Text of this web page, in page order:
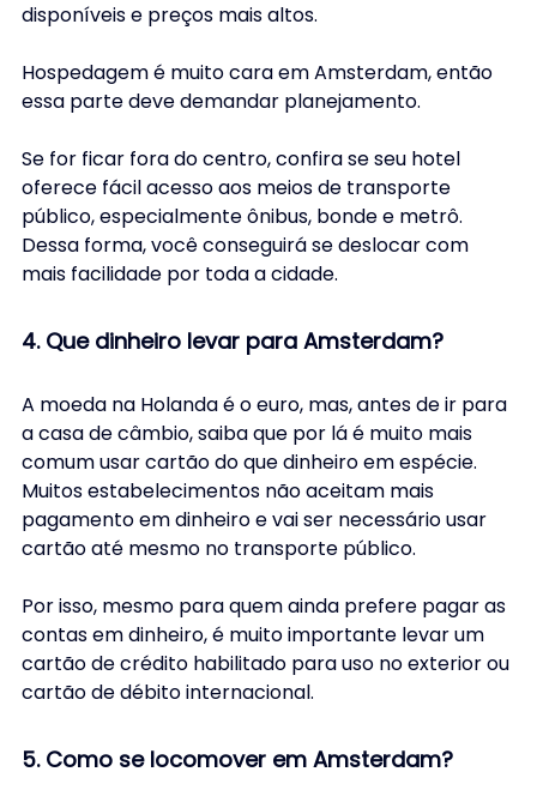
disponíveis e preços mais altos.
Hospedagem é muito cara em Amsterdam, então
essa parte deve demandar planejamento.
Se for ficar fora do centro, confira se seu hotel
oferece fácil acesso aos meios de transporte
público, especialmente ônibus, bonde e metrô.
Dessa forma, você conseguirá se deslocar com
mais facilidade por toda a cidade.
4. Que dinheiro levar para Amsterdam?
A moeda na Holanda é o euro, mas, antes de ir para
a casa de câmbio, saiba que por lá é muito mais
comum usar cartão do que dinheiro em espécie.
Muitos estabelecimentos não aceitam mais
pagamento em dinheiro e vai ser necessário usar
cartão até mesmo no transporte público.
Por isso, mesmo para quem ainda prefere pagar as
contas em dinheiro, é muito importante levar um
cartão de crédito habilitado para uso no exterior ou
cartão de débito internacional.
5. Como se locomover em Amsterdam?